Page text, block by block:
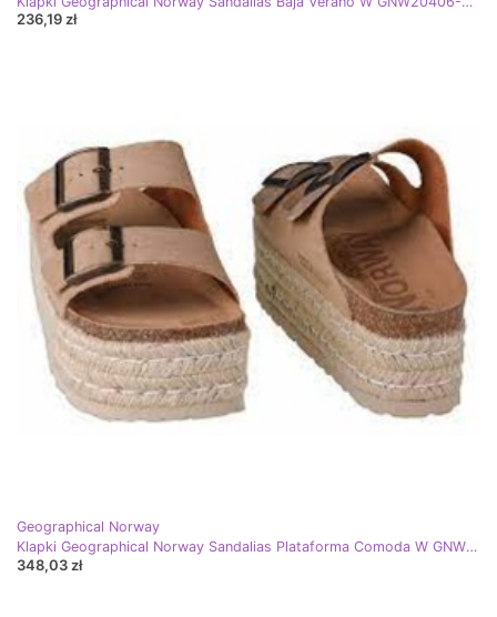
236,19 zł
Geographical Norway
Klapki Geographical Norway Sandalias Plataforma Comoda W GNW20405-33 beżowy
348,03 zł